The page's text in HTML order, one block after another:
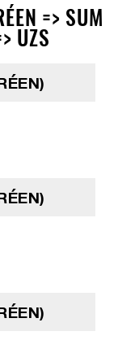
=> SUM
UZS